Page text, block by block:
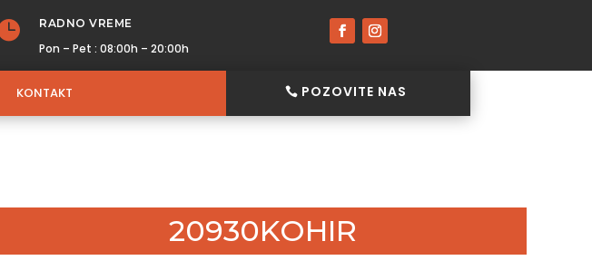
RADNO VREME
Pon – Pet : 08:00h – 20:00h
KONTAKT POZOVITE NAS
20930KOHIR